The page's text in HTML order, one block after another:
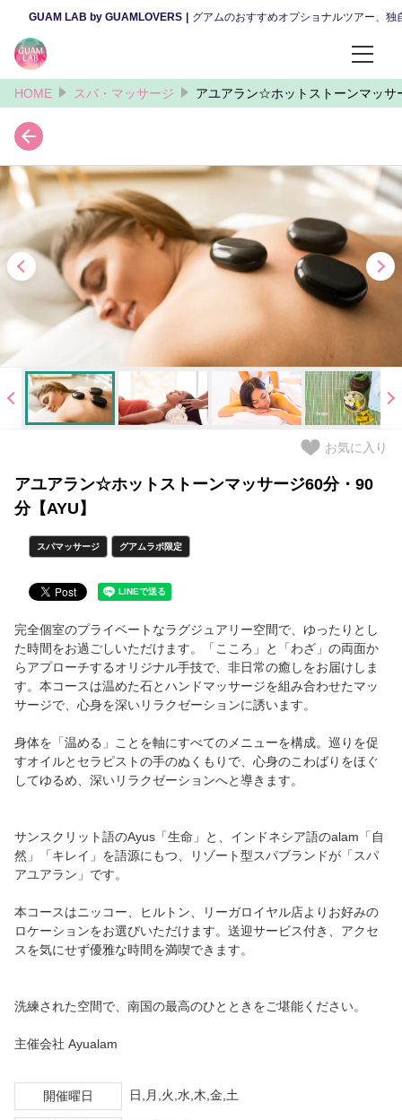
GUAM LAB by GUAMLOVERS グアムのおすすめオプショナルツアー、
カテゴリーから選ぶ
昼のツアー
夜のツアー
体験・ファンダイビング
ウェディング・ファミリー撮影
観光・カルチャー
レンタカー・送迎サービス
スパ・マッサージ
グアムのお土産
ローカルと交流できるワークショップ
旅の情報
シャトルバススケジュール
日本から一番近いアメリカ🇺🇸！
グアムで英語体験
グアムでワークショップ！
HOME スパ・マッサージ アユアラン☆ホットストーンマッサ
アユアラン☆ホットストーンマッサージ60分・90
分【AYU】
お気に入り
スパマッサージ グアムラボ限定
完全個室のプライベートなラグジュアリー空間で、ゆったりとし
た時間をお過ごしいただけます。「こころ」と「わざ」の両面か
らアプローチするオリジナル手技で、非日常の癒しをお届けしま
す。本コースは温めた石とハンドマッサージを組み合わせたマッ
サージで、心身を深いリラクゼーションに誘います。
身体を「温める」ことを軸にすべてのメニューを構成。巡りを促
すオイルとセラピストの手のぬくもりで、心身のこわばりをほぐ
してゆるめ、深いリラクゼーションへと導きます。
サンスクリット語のAyus「生命」と、インドネシア語のalam「自
然」「キレイ」を語源にもつ、リゾート型スパブランドが「スパ
アユアラン」です。
本コースはニッコー、ヒルトン、リーガロイヤル店よりお好みの
ロケーションをお選びいただけます。送迎サービス付き、アクセ
スを気にせず優雅な時間を満喫できます。
洗練された空間で、南国の最高のひとときをご堪能ください。
主催会社 Ayualam
開催曜日 日,月,火,水,木,金,土